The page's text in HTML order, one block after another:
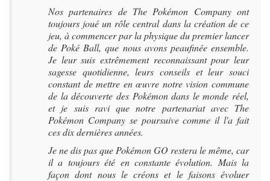
Nos partenaires de The Pokémon Company ont
toujours joué un rôle central dans la création de ce
jeu, à commencer par la physique du premier lancer
de Poké Ball, que nous avons peaufinée ensemble.
Je leur suis extrêmement reconnaissant pour leur
sagesse quotidienne, leurs conseils et leur souci
constant de mettre en œuvre notre vision commune
de la découverte des Pokémon dans le monde réel,
et je suis ravi que notre partenariat avec The
Pokémon Company se poursuive comme il l'a fait
ces dix dernières années.
Je ne dis pas que Pokémon GO restera le même, car
il a toujours été en constante évolution. Mais la
façon dont nous le créons et le faisons évoluer